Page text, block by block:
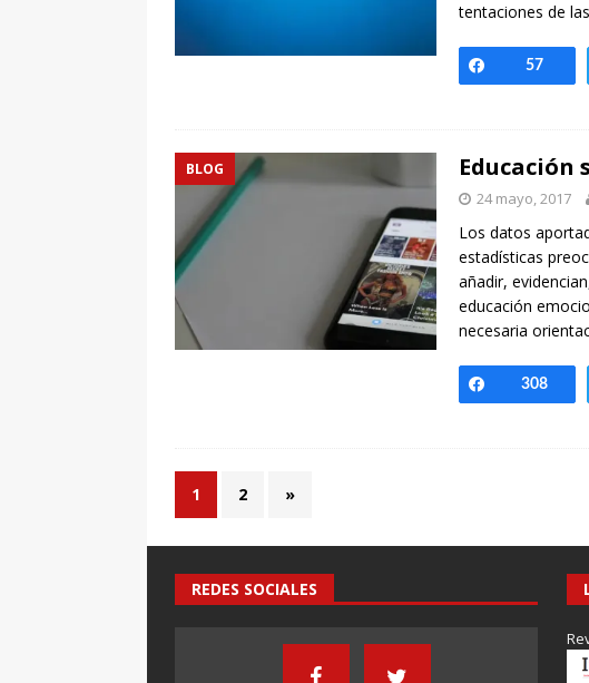
tentaciones de
Compartir
57
BLOG
24 mayo, 2017
Los datos
estadísticas
añadir,
educación
necesaria
Compartir
308
1 2 »
REDES SOCIALES